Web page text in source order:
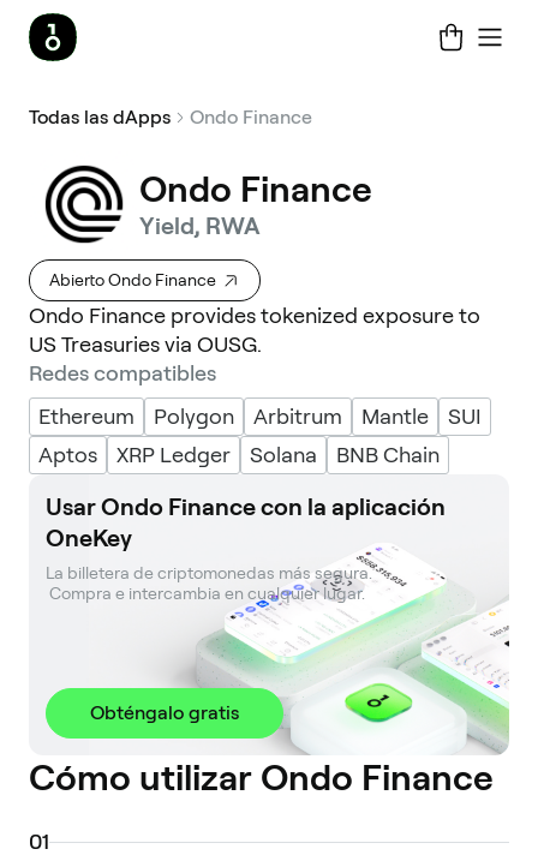
Todas las dApps Ondo Finance
Ondo Finance
Yield, RWA
Abierto Ondo Finance
Ondo Finance provides tokenized exposure to
US Treasuries via OUSG.
Redes compatibles
Ethereum
Polygon Arbitrum Mantle
SUI
Aptos
XRP Ledger Solana BNB Chain
Usar Ondo Finance con la aplicación
OneKey
La billetera de criptomonedas más segura.
Compra e intercambia en cualquier lugar.
Obténgalo gratis
Cómo utilizar Ondo Finance
01